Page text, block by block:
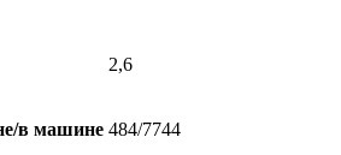
2,6
в машине 484/7744